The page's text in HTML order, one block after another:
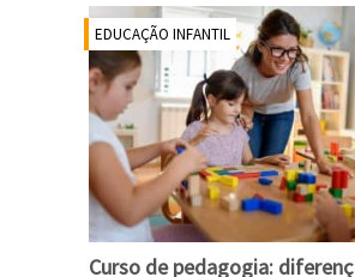
EDUCAÇÃO INFANTIL
Curso de pedagogia: